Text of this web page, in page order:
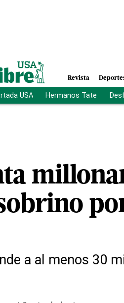
Revista
USA Hermanos Tate
a al menos 30